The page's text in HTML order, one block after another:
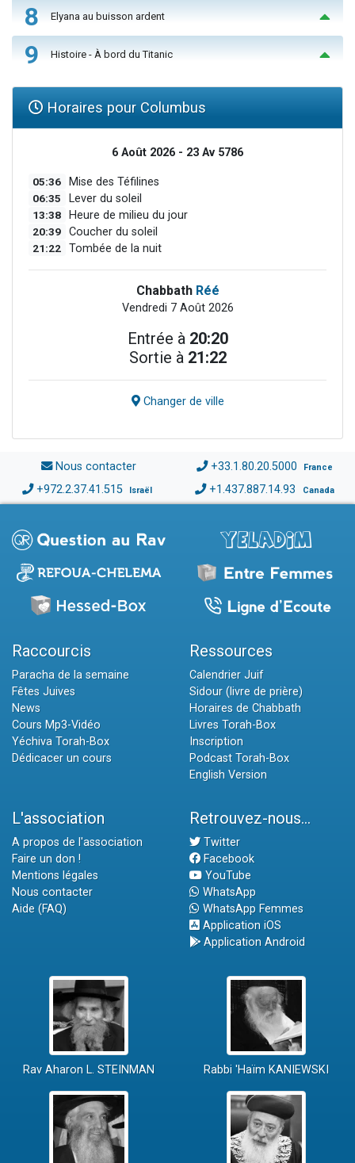
8 Elyana au buisson ardent
9 Histoire - À bord du Titanic
Horaires pour Columbus
6 Août 2026 - 23 Av 5786
05:36 Mise des Téfilines
06:35 Lever du soleil
13:38 Heure de milieu du jour
20:39 Coucher du soleil
21:22 Tombée de la nuit
Chabbath Réé
Vendredi 7 Août 2026
Entrée à 20:20
Sortie à 21:22
Changer de ville
Nous contacter +33.1.80.20.5000 France
+972.2.37.41.515 Israël +1.437.887.14.93 Canada
Raccourcis
Paracha de la semaine
Fêtes Juives
News
Cours Mp3-Vidéo
Yéchiva Torah-Box
Dédicacer un cours
Ressources
Calendrier Juif
Sidour (livre de prière)
Horaires de Chabbath
Livres Torah-Box
Inscription
Podcast Torah-Box
English Version
L'association
A propos de l'association
Faire un don !
Mentions légales
Nous contacter
Aide (FAQ)
Retrouvez-nous...
Twitter
Facebook
YouTube
WhatsApp
WhatsApp Femmes
Application iOS
Application Android
Rav Aharon L. STEINMAN Rabbi 'Haïm KANIEWSKI